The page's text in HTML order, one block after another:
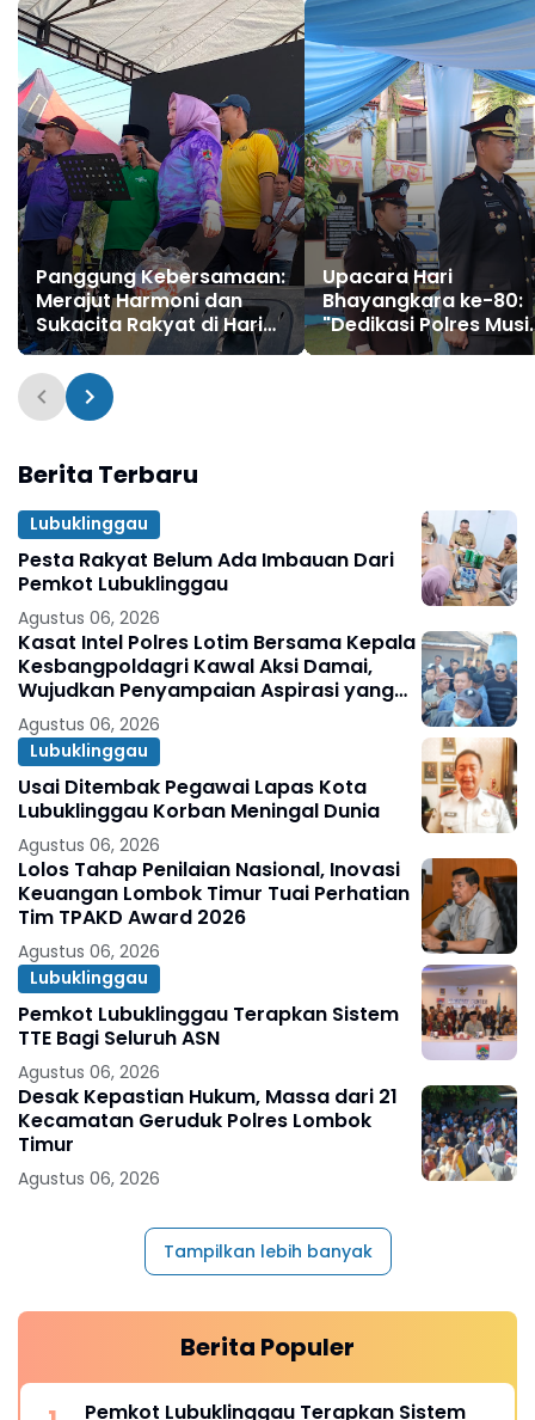
Panggung Kebersamaan:
Merajut Harmoni dan
Sukacita Rakyat di Hari
Bhayangkara ke-80
Upacara Hari
Bhayangkara ke-80:
"Dedikasi Polres Musi
Rawas untuk
Berita Terbaru
Lubuklinggau
Pesta Rakyat Belum Ada Imbauan Dari
Pemkot Lubuklinggau
Agustus 06, 2026
Kasat Intel Polres Lotim Bersama Kepala
Kesbangpoldagri Kawal Aksi Damai,
Wujudkan Penyampaian Aspirasi yang
Aman dan Kondusif
Agustus 06, 2026
Lubuklinggau
Usai Ditembak Pegawai Lapas Kota
Lubuklinggau Korban Meningal Dunia
Agustus 06, 2026
Lolos Tahap Penilaian Nasional, Inovasi
Keuangan Lombok Timur Tuai Perhatian
Tim TPAKD Award 2026
Agustus 06, 2026
Lubuklinggau
Pemkot Lubuklinggau Terapkan Sistem
TTE Bagi Seluruh ASN
Agustus 06, 2026
Desak Kepastian Hukum, Massa dari 21
Kecamatan Geruduk Polres Lombok
Timur
Agustus 06, 2026
Tampilkan lebih banyak
Berita Populer
Pemkot Lubuklinggau Terapkan Sistem